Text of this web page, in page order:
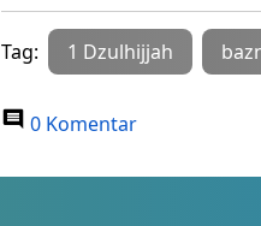
Tag: 1 Dzulhijjah
0 Komentar